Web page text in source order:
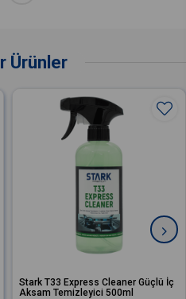
Ürünler
Cleaner Güçlü İç
500ml
Fireball